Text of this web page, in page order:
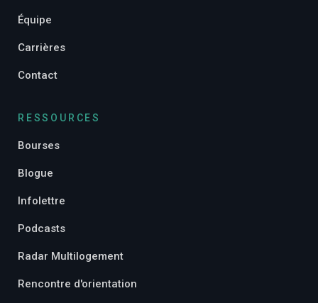
Équipe
Carrières
Contact
RESSOURCES
Bourses
Blogue
Infolettre
Podcasts
Radar Multilogement
Rencontre d'orientation